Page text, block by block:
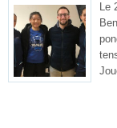
Le